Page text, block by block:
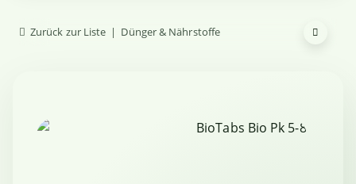
Zurück zur Liste Dünger & Nährstoffe